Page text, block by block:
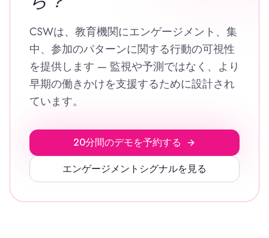
CSWは、教育機関にエンゲージメント、集
中、参加のパターンに関する行動の可視性
を提供します — 監視や予測ではなく、より
早期の働きかけを支援するために設計され
ています。
20分間のデモを予約する
エンゲージメントシグナルを見る